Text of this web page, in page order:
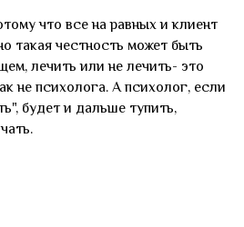
что все на равных и клиент
такая честность может быть
лечить или не лечить- это
не психолога. А психолог, если
будет и дальше тупить,